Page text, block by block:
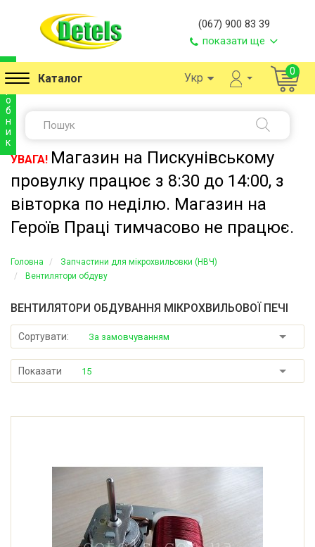
(067) 900 83 39
показати ще
Каталог Укр 0
УВАГА! Магазин на Пискунівському
провулку працює з 8:30 до 14:00, з
вівторка по неділю. Магазин на
Героїв Праці тимчасово не працює.
Головна
Запчастини для мікрохвильовки (НВЧ)
Вентилятори обдуву
ВЕНТИЛЯТОРИ ОБДУВАННЯ МІКРОХВИЛЬОВОЇ ПЕЧІ
Сортувати: За замовчуванням
Показати 15
и
о
б
н
и
к